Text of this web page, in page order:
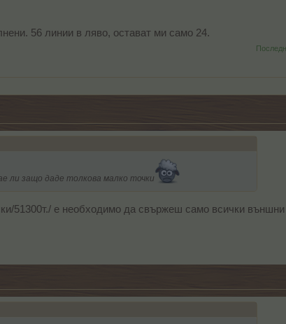
56 линии в ляво, остават ми само 24.
ли защо даде толкова малко точки
51300т./ е необходимо да свържеш само всички външни